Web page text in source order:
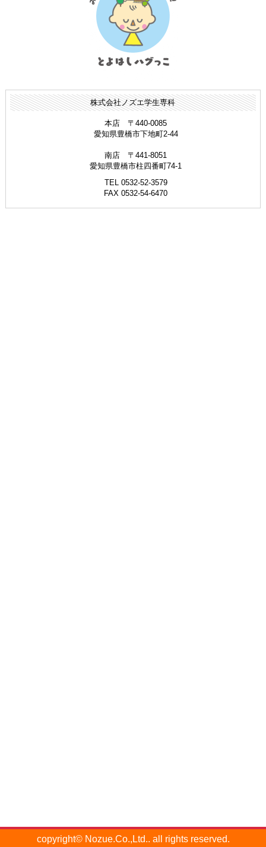
株式会社ノズエ学生専科
本店 〒440-0085
愛知県豊橋市下地町2-44
南店 〒441-8051
愛知県豊橋市柱四番町74-1
TEL 0532-52-3579
FAX 0532-54-6470
copyright© Nozue.Co.,Ltd.. all rights reserved.